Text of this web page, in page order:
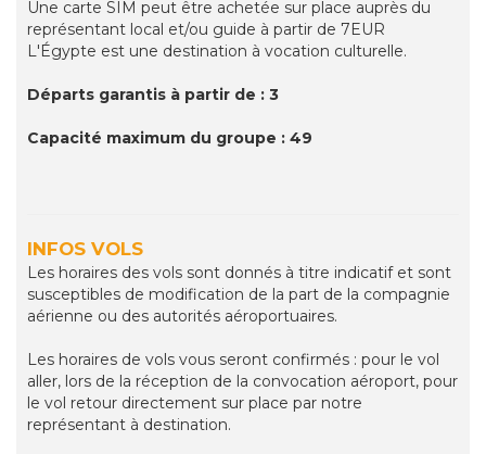
Une carte SIM peut être achetée sur place auprès du
représentant local et/ou guide à partir de 7EUR
L'Égypte est une destination à vocation culturelle.
Départs garantis à partir de : 3
Capacité maximum du groupe : 49
INFOS VOLS
Les horaires des vols sont donnés à titre indicatif et sont
susceptibles de modification de la part de la compagnie
aérienne ou des autorités aéroportuaires.
Les horaires de vols vous seront confirmés : pour le vol
aller, lors de la réception de la convocation aéroport, pour
le vol retour directement sur place par notre
représentant à destination.